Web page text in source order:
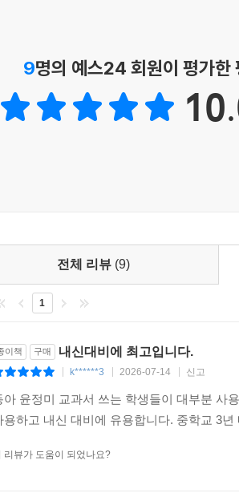
년 1학기 기말고사대비 동아(윤정미) 4과 2회
년 1학기 기말고사대비 동아(윤정미) 5과 1회
9명의 예스24 회원이 평가한
전체 리뷰 (9)
1
이책 구매 내신대비에 최고입니다.
k******3 2026-07-14 신고
아 윤정미 교과서 쓰는 학생들이 대부분 사
용하고 내신 대비에 유용합니다. 중학교 3
리뷰가 도움이 되었나요?